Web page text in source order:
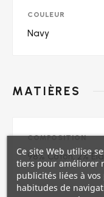
COULEUR
Navy
MATIÈRES
COMPOSITION
98% Coton, 2%
Ce site Web utilise
tiers pour améliorer
publicités liées à
habitudes de